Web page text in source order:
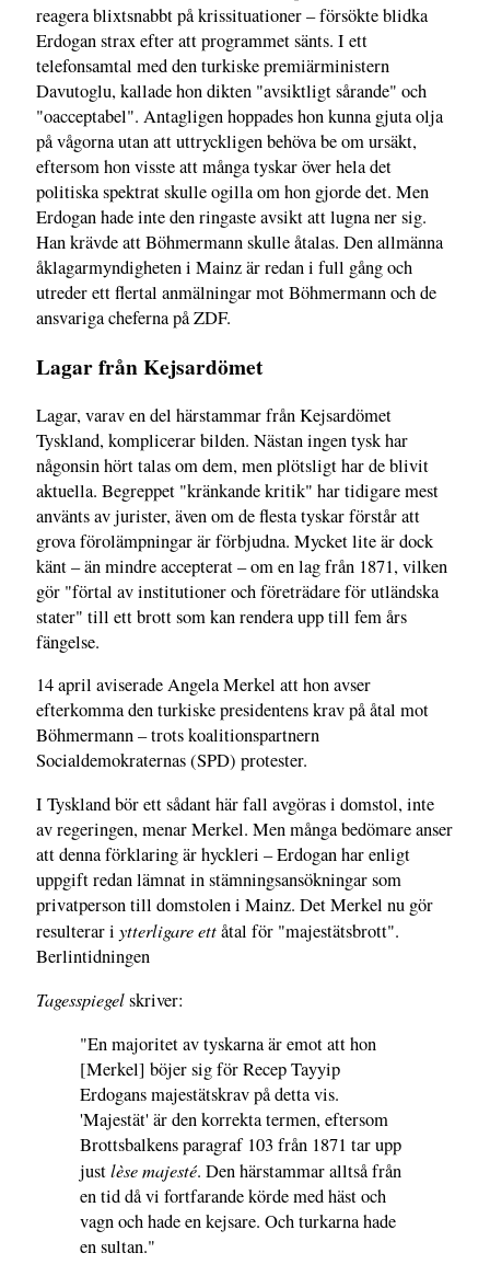
reagera blixtsnabbt på krissituationer – försökte blidka
Erdogan strax efter att programmet sänts. I ett
telefonsamtal med den turkiske premiärministern
Davutoglu, kallade hon dikten "avsiktligt sårande" och
"oacceptabel". Antagligen hoppades hon kunna gjuta olja
på vågorna utan att uttryckligen behöva be om ursäkt,
eftersom hon visste att många tyskar över hela det
politiska spektrat skulle ogilla om hon gjorde det. Men
Erdogan hade inte den ringaste avsikt att lugna ner sig.
Han krävde att Böhmermann skulle åtalas. Den allmänna
åklagarmyndigheten i Mainz är redan i full gång och
utreder ett flertal anmälningar mot Böhmermann och de
ansvariga cheferna på ZDF.
Lagar från Kejsardömet
Lagar, varav en del härstammar från Kejsardömet
Tyskland, komplicerar bilden. Nästan ingen tysk har
någonsin hört talas om dem, men plötsligt har de blivit
aktuella. Begreppet "kränkande kritik" har tidigare mest
använts av jurister, även om de flesta tyskar förstår att
grova förolämpningar är förbjudna. Mycket lite är dock
känt – än mindre accepterat – om en lag från 1871, vilken
gör "förtal av institutioner och företrädare för utländska
stater" till ett brott som kan rendera upp till fem års
fängelse.
14 april aviserade Angela Merkel att hon avser
efterkomma den turkiske presidentens krav på åtal mot
Böhmermann – trots koalitionspartnern
Socialdemokraternas (SPD) protester.
I Tyskland bör ett sådant här fall avgöras i domstol, inte
av regeringen, menar Merkel. Men många bedömare anser
att denna förklaring är hyckleri – Erdogan har enligt
uppgift redan lämnat in stämningsansökningar som
privatperson till domstolen i Mainz. Det Merkel nu gör
resulterar i ytterligare ettåtal för "majestätsbrott".
Berlintidningen
Tagesspiegelskriver:
"En majoritet av tyskarna är emot att hon
[Merkel] böjer sig för Recep Tayyip
Erdogans majestätskrav på detta vis.
'Majestät' är den korrekta termen, eftersom
Brottsbalkens paragraf 103 från 1871 tar upp
justlèse majesté. Den härstammar alltså från
en tid då vi fortfarande körde med häst och
vagn och hade en kejsare. Och turkarna hade
en sultan."